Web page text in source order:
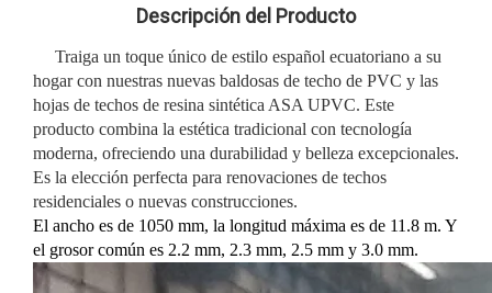
Descripción del Producto
Traiga un toque único de estilo español ecuatoriano a su
hogar con nuestras nuevas baldosas de techo de PVC y las
hojas de techos de resina sintética ASA UPVC. Este
producto combina la estética tradicional con tecnología
moderna, ofreciendo una durabilidad y belleza excepcionales.
Es la elección perfecta para renovaciones de techos
residenciales o nuevas construcciones.
El ancho es de 1050 mm, la longitud máxima es de 11.8 m. Y
el grosor común es 2.2 mm, 2.3 mm, 2.5 mm y 3.0 mm.